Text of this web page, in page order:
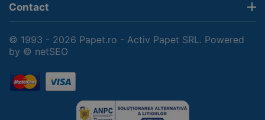
Contact
© 1993 - 2026 Papet.ro - Activ Papet SRL. Powered
by © netSEO